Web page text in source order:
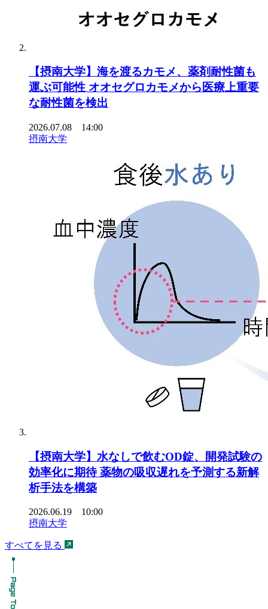
【摂南大学】海を渡るカモメ、薬剤耐性菌も
運ぶ可能性 オオセグロカモメから医療上重要
な耐性菌を検出
2026.07.08 14:00
摂南大学
【摂南大学】水なしで飲むOD錠、開発試験の
効率化に期待 薬物の吸収遅れを予測する新解
析手法を構築
2026.06.19 10:00
摂南大学
すべてを見る